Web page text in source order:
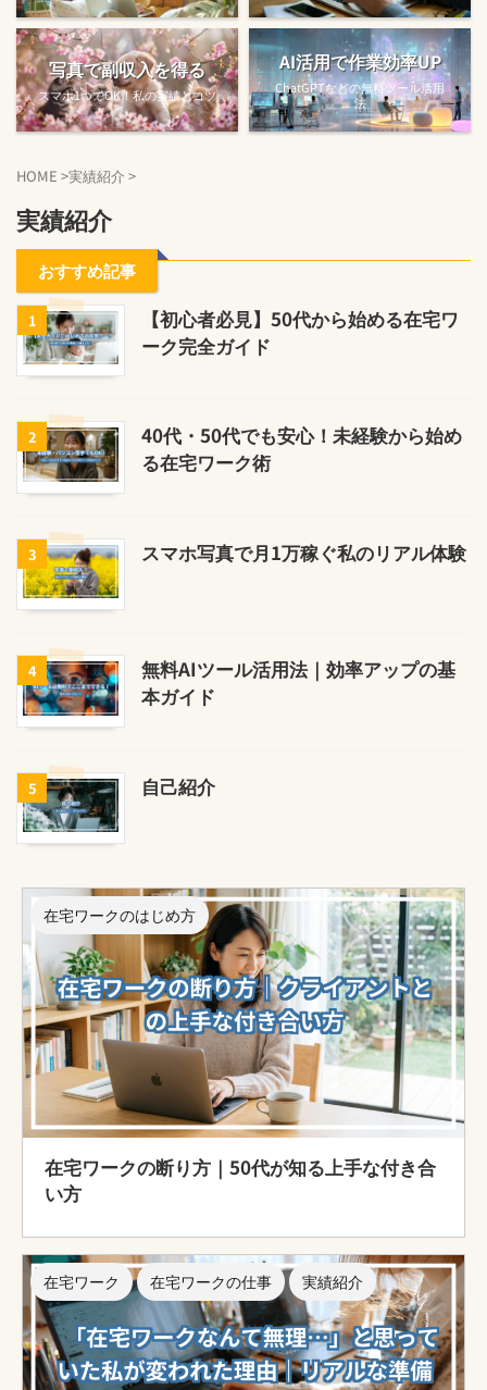
写真で副収入を得る
スマホ1つでOK！私の実績とコツ
AI活用で作業効率UP
ChatGPTなどの無料ツール活用
法
HOME >実績紹介 >
実績紹介
おすすめ記事
1
【初心者必見】50代から始める在宅ワ
ーク完全ガイド
2
40代・50代でも安心！未経験から始め
る在宅ワーク術
3 スマホ写真で月1万稼ぐ私のリアル体験
4
無料AIツール活用法｜効率アップの基
本ガイド
5 自己紹介
在宅ワークのはじめ方
在宅ワークの断り方｜50代が知る上手な付き合
い方
在宅ワーク 在宅ワークの仕事 実績紹介